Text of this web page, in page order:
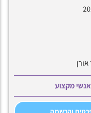
אנשי מקצוע
והרשמה